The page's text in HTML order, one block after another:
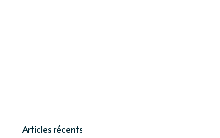
Articles récents